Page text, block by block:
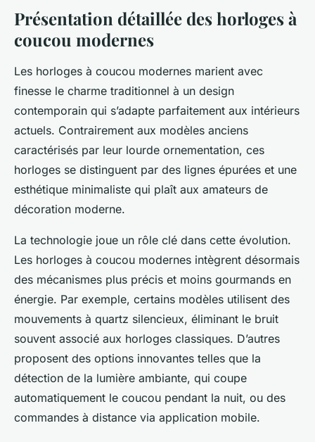
Présentation détaillée des horloges à
coucou modernes
Les horloges à coucou modernes marient avec
finesse le charme traditionnel à un design
contemporain qui s’adapte parfaitement aux intérieurs
actuels. Contrairement aux modèles anciens
caractérisés par leur lourde ornementation, ces
horloges se distinguent par des lignes épurées et une
esthétique minimaliste qui plaît aux amateurs de
décoration moderne.
La technologie joue un rôle clé dans cette évolution.
Les horloges à coucou modernes intègrent désormais
des mécanismes plus précis et moins gourmands en
énergie. Par exemple, certains modèles utilisent des
mouvements à quartz silencieux, éliminant le bruit
souvent associé aux horloges classiques. D’autres
proposent des options innovantes telles que la
détection de la lumière ambiante, qui coupe
automatiquement le coucou pendant la nuit, ou des
commandes à distance via application mobile.